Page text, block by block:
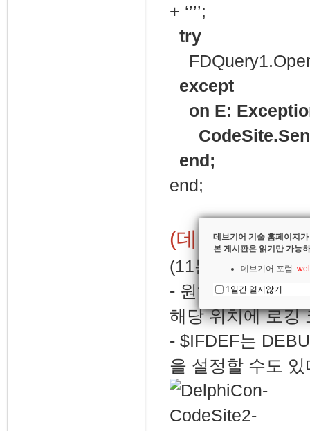
+ ‘’’’;
try
except
on E:
end;
end;
(데모) Method
(11분22초부터)
- 원하는 메소드
해당 위치에 로깅
- $IFDEF는
을 설정할 수도 있
데브기어 기술 홈페이지
본 게시판은 읽기만 가능
데브기어 포럼:
1일간 열지않기